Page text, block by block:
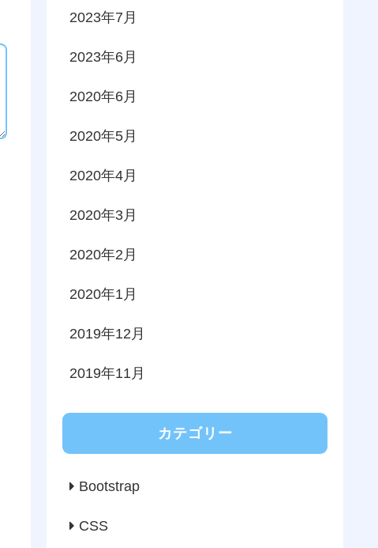
2023年7月
2023年6月
2020年6月
2020年5月
2020年4月
2020年3月
2020年2月
2020年1月
2019年12月
2019年11月
カテゴリー
Bootstrap
CSS